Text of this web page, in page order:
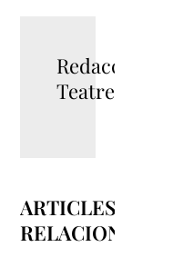
Redacció
TeatreBarcelona
ARTICLES
RELACIONATS